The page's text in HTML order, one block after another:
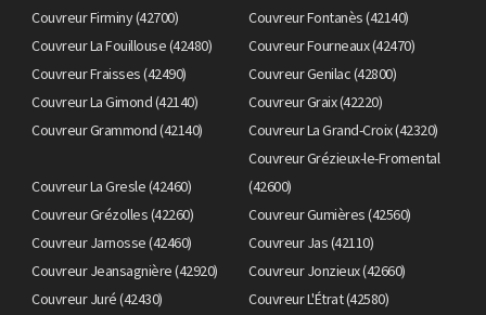
Couvreur Firminy (42700)
Couvreur Fontanès (42140)
Couvreur La Fouillouse (42480)
Couvreur Fourneaux (42470)
Couvreur Fraisses (42490)
Couvreur Genilac (42800)
Couvreur La Gimond (42140)
Couvreur Graix (42220)
Couvreur Grammond (42140)
Couvreur La Grand-Croix (42320)
Couvreur La Gresle (42460)
Couvreur Grézieux-le-Fromental
(42600)
Couvreur Grézolles (42260)
Couvreur Gumières (42560)
Couvreur Jarnosse (42460)
Couvreur Jas (42110)
Couvreur Jeansagnière (42920)
Couvreur Jonzieux (42660)
Couvreur Juré (42430)
Couvreur L'Étrat (42580)